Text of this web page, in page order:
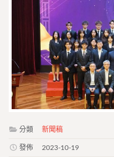
分類 新聞稿
發佈 2023-10-19